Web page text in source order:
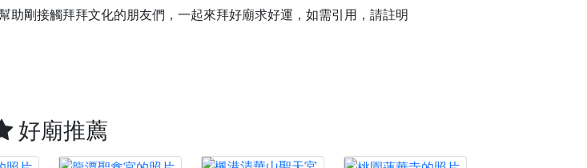
助剛接觸拜拜文化的朋友們，一起來拜好廟求好運，如需引用，請註明
好廟推薦